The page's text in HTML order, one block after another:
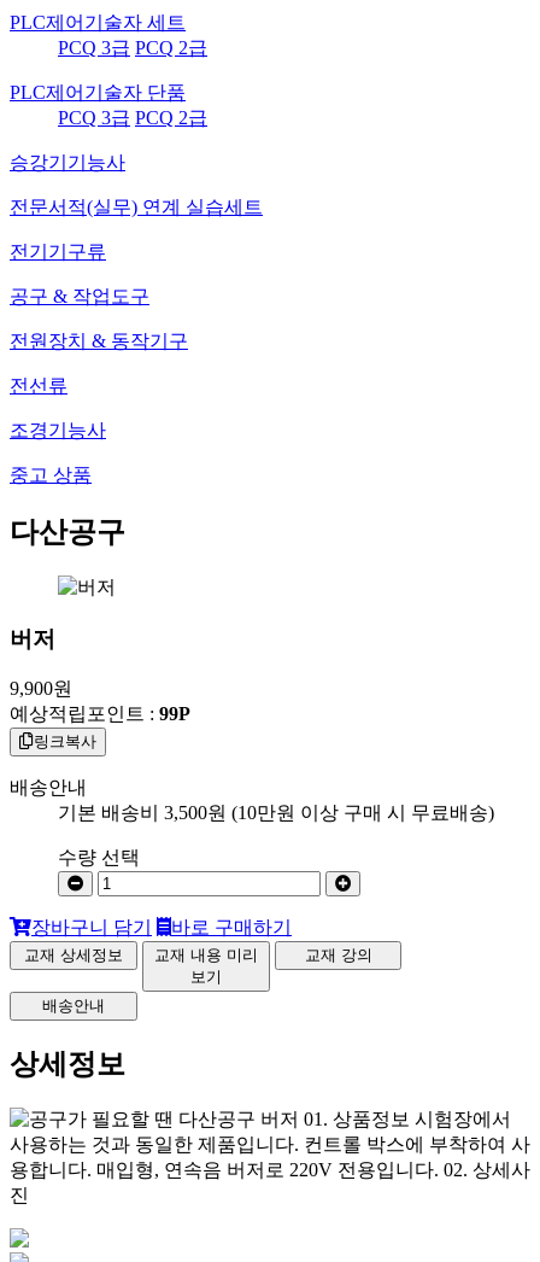
PLC제어기술자 세트
PCQ 3급 PCQ 2급
PLC제어기술자 단품
PCQ 3급 PCQ 2급
승강기기능사
전문서적(실무) 연계 실습세트
전기기구류
공구 & 작업도구
전원장치 & 동작기구
전선류
조경기능사
중고 상품
다산공구
버저
9,900원
예상적립포인트 : 99P
링크복사
배송안내
기본 배송비 3,500원 (10만원 이상 구매 시 무료배송)
수량 선택
장바구니 담기 바로 구매하기
교재 상세정보
교재 내용 미리
보기
교재 강의
배송안내
상세정보